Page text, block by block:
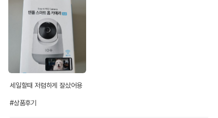
세일할때 저렴하게 잘샀어용
#상품후기